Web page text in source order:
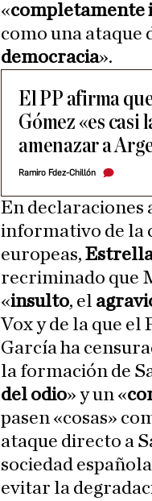
«completamente
como una ataque
democracia».
El PP afirma
Gómez «es casi
amenazar a
Ramiro Fdez-Chillón
En declaraciones
informativo de la
europeas,
recriminado que
«insulto, el
Vox y de la que el
García ha
la formación de
del odio» y un «
pasen «cosas»
ataque directo a
sociedad
evitar la